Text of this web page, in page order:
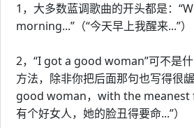
1，大多数蓝调歌曲的开头都是：
morning...”（“今天早上我醒来...”）
2，“I got a good woman”可不是
方法，除非你把后面那句也写得很
good woman，with the meanest
有个好女人，她的脸丑得要命...”）